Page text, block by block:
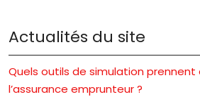
Actualités du site
Quels outils de simulation
l’assurance emprunteur ?